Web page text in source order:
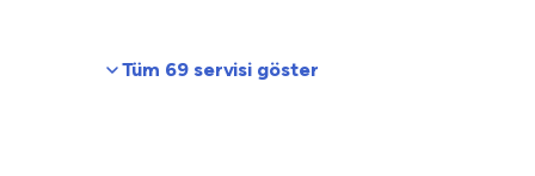
Tüm 69 servisi göster